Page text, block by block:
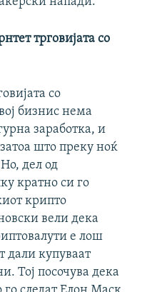
трговијата со
со
бизнис нема
заработка, и
што преку ноќ
дел од
кратно си го
крипто
вели дека
е лош
дали купуваат
Тој посочува дека